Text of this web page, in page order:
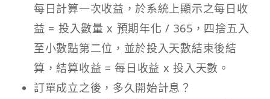
每日計算一次收益，於系統上顯示之每日收
益 = 投入數量 x 預期年化 / 365，四捨五入
至小數點第二位，並於投入天數結束後結
算，結算收益 = 每日收益 x 投入天數。
訂單成立之後，多久開始計息？